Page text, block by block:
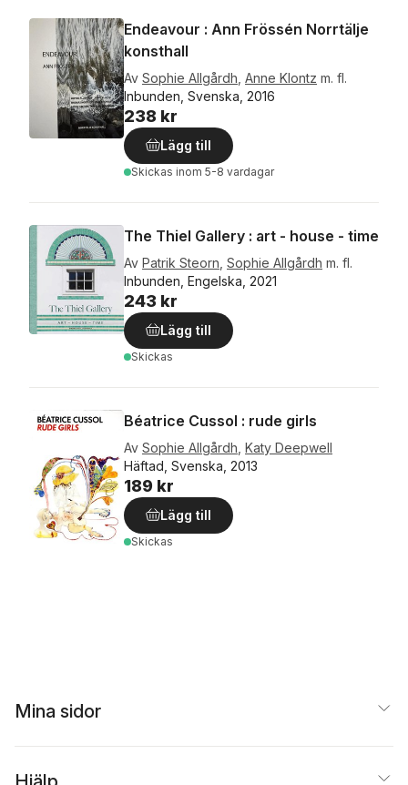
Endeavour : Ann Frössén Norrtälje
konsthall
Av Sophie Allgårdh Anne Klontz m. fl.
Inbunden, Svenska, 2016
238 kr
Lägg till
Skickas inom 5-8 vardagar
The Thiel Gallery : art - house - time
Av Patrik Steorn Sophie Allgårdh m. fl.
Inbunden, Engelska, 2021
243 kr
Lägg till
Skickas
Béatrice Cussol : rude girls
Av Sophie Allgårdh Katy Deepwell
Häftad, Svenska, 2013
189 kr
Lägg till
Skickas
Mina sidor